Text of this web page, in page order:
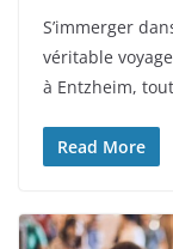
S’immerger
véritable
à Entzheim,
Read More